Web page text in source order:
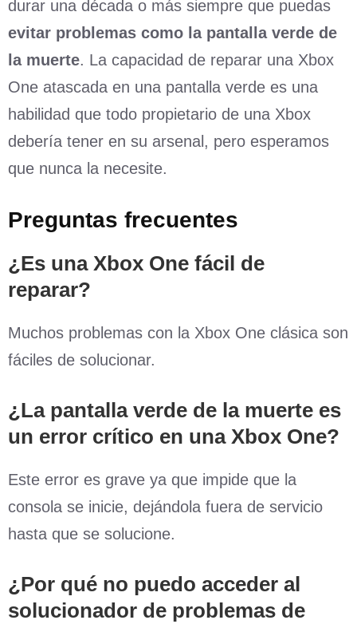
durar una década o más siempre que puedas
evitar problemas como la pantalla verde de
la muerte. La capacidad de reparar una Xbox
One atascada en una pantalla verde es una
habilidad que todo propietario de una Xbox
debería tener en su arsenal, pero esperamos
que nunca la necesite.
Preguntas frecuentes
¿Es una Xbox One fácil de
reparar?
Muchos problemas con la Xbox One clásica son
fáciles de solucionar.
¿La pantalla verde de la muerte es
un error crítico en una Xbox One?
Este error es grave ya que impide que la
consola se inicie, dejándola fuera de servicio
hasta que se solucione.
¿Por qué no puedo acceder al
solucionador de problemas de